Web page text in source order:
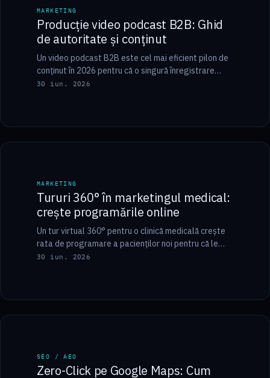
MARKETING
Producție video podcast B2B: Ghid
de autoritate și conținut
Un video podcast B2B este cel mai eficient pilon de
conținut în 2026 pentru că o singură înregistrare
alimentează zeci de piese…
30 iun. 2026
8 min
MARKETING
Tururi 360° în marketingul medical:
crește programările online
Un tur virtual 360° pentru o clinică medicală crește
rata de programare a pacienților noi pentru că le
oferă transparență înainte de…
30 iun. 2026
SEO / AEO
7 min
SEO / AEO
Zero-Click pe Google Maps: Cum